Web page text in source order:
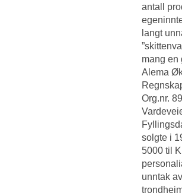
antall
langt
mang en
Alema
Regnskap
Org.nr.
solgte i
5000 til
unntak